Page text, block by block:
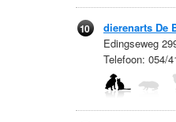
10
dierenarts De
Edingseweg
Telefoon: 054/